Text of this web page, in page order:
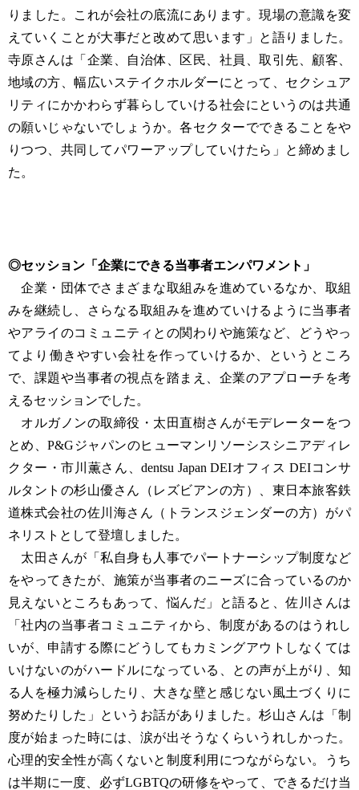
りました。これが会社の底流にあります。現場の意識を変
えていくことが大事だと改めて思います」と語りました。
寺原さんは「企業、自治体、区民、社員、取引先、顧客、
地域の方、幅広いステイクホルダーにとって、セクシュア
リティにかかわらず暮らしていける社会にというのは共通
の願いじゃないでしょうか。各セクターでできることをや
りつつ、共同してパワーアップしていけたら」と締めまし
た。
◎セッション「企業にできる当事者エンパワメント」
企業・団体でさまざまな取組みを進めているなか、取組
みを継続し、さらなる取組みを進めていけるように当事者
やアライのコミュニティとの関わりや施策など、どうやっ
てより働きやすい会社を作っていけるか、というところ
で、課題や当事者の視点を踏まえ、企業のアプローチを考
えるセッションでした。
オルガノンの取締役・太田直樹さんがモデレーターをつ
とめ、P&Gジャパンのヒューマンリソーシスシニアディレ
クター・市川薫さん、dentsu Japan DEIオフィス DEIコンサ
ルタントの杉山優さん（レズビアンの方）、東日本旅客鉄
道株式会社の佐川海さん（トランスジェンダーの方）がパ
ネリストとして登壇しました。
太田さんが「私自身も人事でパートナーシップ制度など
をやってきたが、施策が当事者のニーズに合っているのか
見えないところもあって、悩んだ」と語ると、佐川さんは
「社内の当事者コミュニティから、制度があるのはうれし
いが、申請する際にどうしてもカミングアウトしなくては
いけないのがハードルになっている、との声が上がり、知
る人を極力減らしたり、大きな壁と感じない風土づくりに
努めたりした」というお話がありました。杉山さんは「制
度が始まった時には、涙が出そうなくらいうれしかった。
心理的安全性が高くないと制度利用につながらない。うち
は半期に一度、必ずLGBTQの研修をやって、できるだけ当